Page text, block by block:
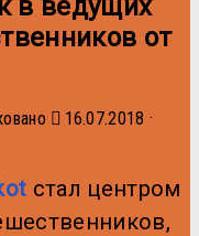
в ведущих
от
16.07.2018 ·
стал центром